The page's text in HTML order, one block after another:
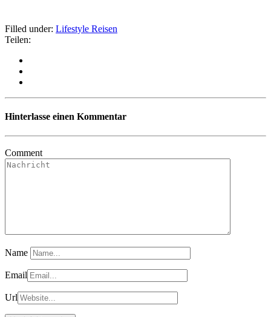
Filled under: Lifestyle Reisen
Teilen:
Hinterlasse einen Kommentar
Comment
Name
Email
Url